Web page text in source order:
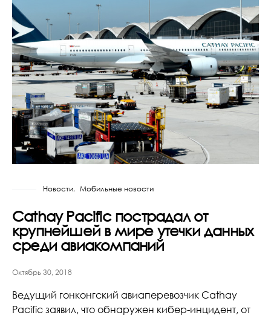
Новости Мобильные новости
Cathay Pacific пострадал от
крупнейшей в мире утечки данных
среди авиакомпаний
Октябрь 30, 2018
Ведущий гонконгский авиаперевозчик Cathay
Pacific заявил, что обнаружен кибер-инцидент, от